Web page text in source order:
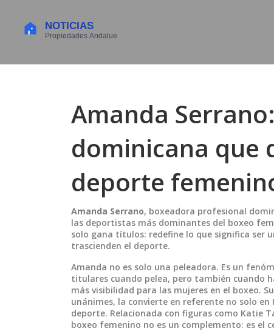
Amanda
dominicana que
deporte
Amanda Serrano, boxeadora profesional
las deportistas más dominantes del boxeo
solo gana títulos: redefine lo que significa ser
trascienden el deporte.
Amanda no es solo una peleadora. Es un
titulares cuando pelea, pero también cuando
más visibilidad para las mujeres en el boxeo.
unánimes, la convierte en referente no solo
deporte. Relacionada con figuras como Katie
boxeo femenino no es un complemento: es el